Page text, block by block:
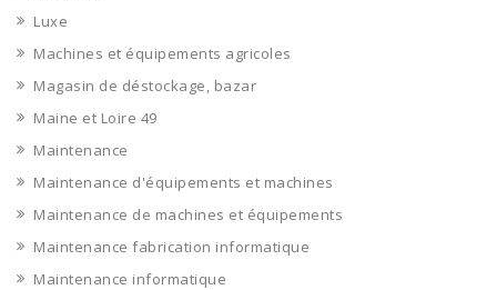
Luxe
Machines et équipements agricoles
Magasin de déstockage, bazar
Maine et Loire 49
Maintenance
Maintenance d'équipements et machines
Maintenance de machines et équipements
Maintenance fabrication informatique
Maintenance informatique